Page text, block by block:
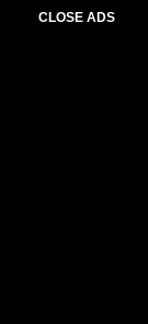
CLOSE ADS